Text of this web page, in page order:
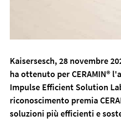
Kaisersesch, 28 novembre
ha ottenuto per CERAMIN®
Impulse Efficient Solution
riconoscimento premia
soluzioni più efficienti e